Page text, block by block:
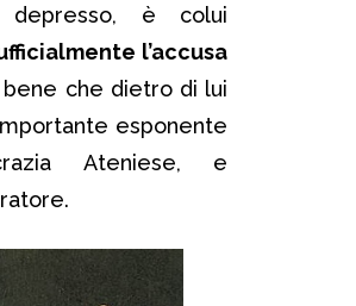
depresso, è colui
l’accusa
che dietro di lui
esponente
Ateniese, e